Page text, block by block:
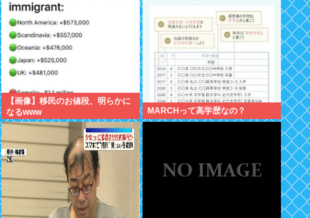
【画像】移民のお値段、明らかに
なるwww
MARCHって高学歴なの？